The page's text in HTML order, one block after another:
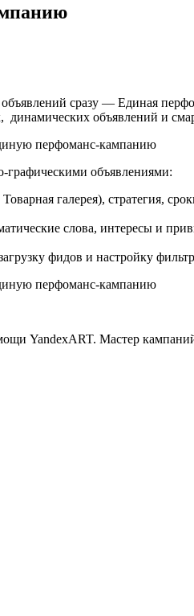
объявлений сразу — Единая
динамических объявлений и
графическими объявлениями:
галерея), стратегия,
слова, интересы и
фидов и настройку
YandexART. Мастер